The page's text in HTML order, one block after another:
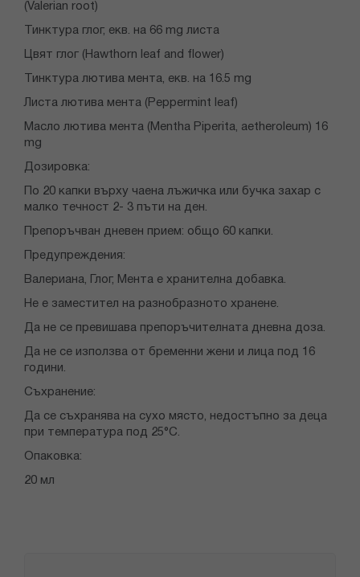
(Valerian root)
Тинктура глог, екв. на 66 mg листа
Цвят глог (Hawthorn leaf and flower)
Тинктура лютива мента, екв. на 16.5 mg
Листа лютива мента (Peppermint leaf)
Масло лютива мента (Mentha Piperita, aetheroleum) 16
mg
Дозировка:
По 20 капки върху чаена лъжичка или бучка захар с
малко течност 2- 3 пъти на ден.
Препоръчван дневен прием: общо 60 капки.
Предупреждения:
Валериана, Глог, Мента е хранителна добавка.
Не е заместител на разнобразното хранене.
Да не се превишава препоръчителната дневна доза.
Да не се използва от бременни жени и лица под 16
години.
Съхранение:
Да се съхранява на сухо място, недостъпно за деца
при температура под 25°С.
Опаковка:
20 мл